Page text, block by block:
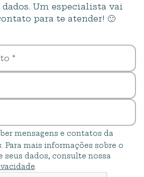
Um especialista vai
para te atender! 🙂
*
mensagens e contatos da
Para mais informações sobre o
seus dados, consulte nossa
.